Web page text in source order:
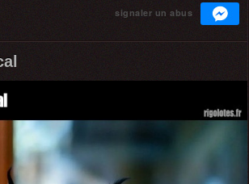
signaler un abus